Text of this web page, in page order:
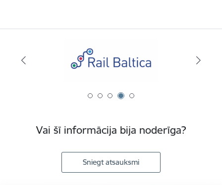
Vai šī informācija bija noderīga?
Sniegt atsauksmi